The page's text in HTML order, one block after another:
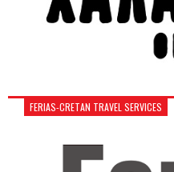
FERIAS-CRETAN TRAVEL SERVICES